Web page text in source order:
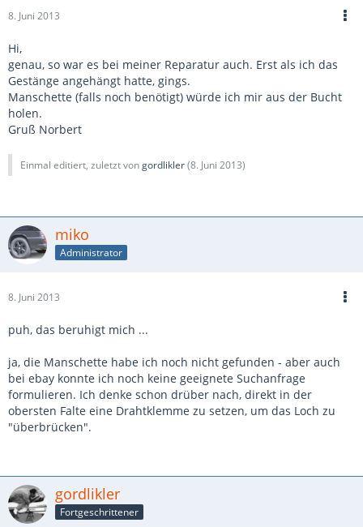
8. Juni 2013
Hi,
genau, so war es bei meiner Reparatur auch. Erst als ich das
Gestänge angehängt hatte, gings.
Manschette (falls noch benötigt) würde ich mir aus der Bucht
holen.
Gruß Norbert
Einmal editiert, zuletzt vongordlikler(8. Juni 2013)
miko
Administrator
8. Juni 2013
puh, das beruhigt mich ...
ja, die Manschette habe ich noch nicht gefunden - aber auch
bei ebay konnte ich noch keine geeignete Suchanfrage
formulieren. Ich denke schon drüber nach, direkt in der
obersten Falte eine Drahtklemme zu setzen, um das Loch zu
"überbrücken".
gordlikler
Fortgeschrittener